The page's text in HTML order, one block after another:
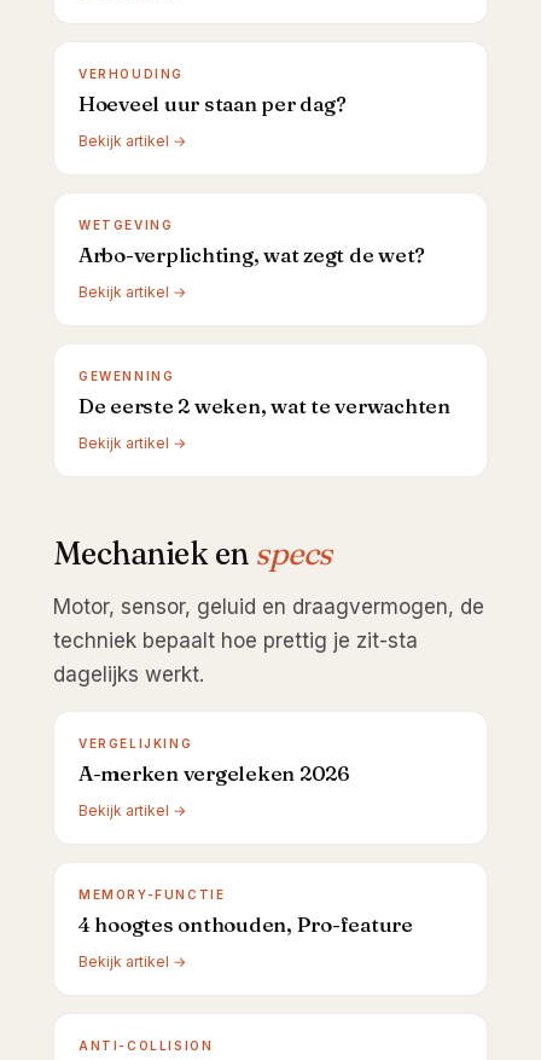
VERHOUDING
Hoeveel uur staan per dag?
Bekijk artikel →
WETGEVING
Arbo-verplichting, wat zegt de wet?
Bekijk artikel →
GEWENNING
De eerste 2 weken, wat te verwachten
Bekijk artikel →
Mechaniek en specs
Motor, sensor, geluid en draagvermogen, de
techniek bepaalt hoe prettig je zit-sta
dagelijks werkt.
VERGELIJKING
A-merken vergeleken 2026
Bekijk artikel →
MEMORY-FUNCTIE
4 hoogtes onthouden, Pro-feature
Bekijk artikel →
ANTI-COLLISION